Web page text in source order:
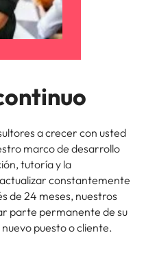
a crecer con usted
marco de desarrollo
tutoría y la
constantemente
de 24 meses, nuestros
parte permanente de su
puesto o cliente.